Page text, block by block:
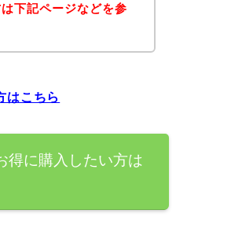
下記ページなどを参
はこちら
得に購入したい方は